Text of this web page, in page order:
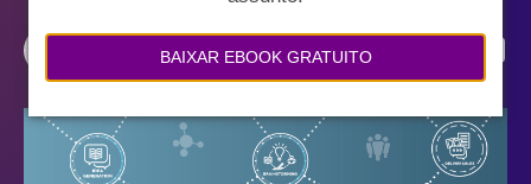
BAIXAR EBOOK GRATUITO
Compartilhe: